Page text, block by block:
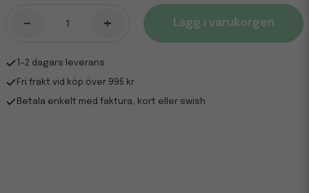
- + Lägg i varukorgen
1-2 dagars leverans
Fri frakt vid köp över 995 kr
Betala enkelt med faktura, kort eller swish